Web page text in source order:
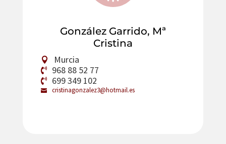
González Garrido, Mª
Cristina
Murcia
968 88 52 77
699 349 102
cristinagonzalez3@hotmail.es